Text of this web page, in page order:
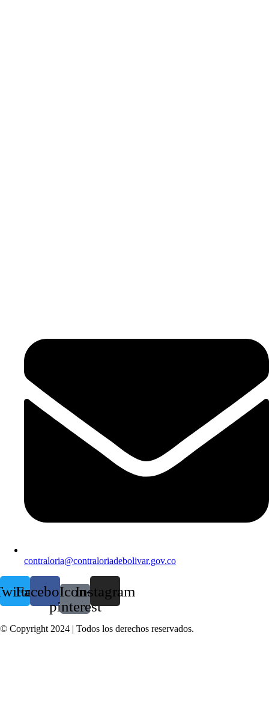
contraloria@contraloriadebolivar.gov.co
FacebookIcon-
pinterest
Instagram
© Copyright 2024 | Todos los derechos reservados.